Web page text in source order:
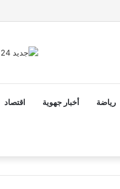
رياضة أخبار جهوية اقتصاد